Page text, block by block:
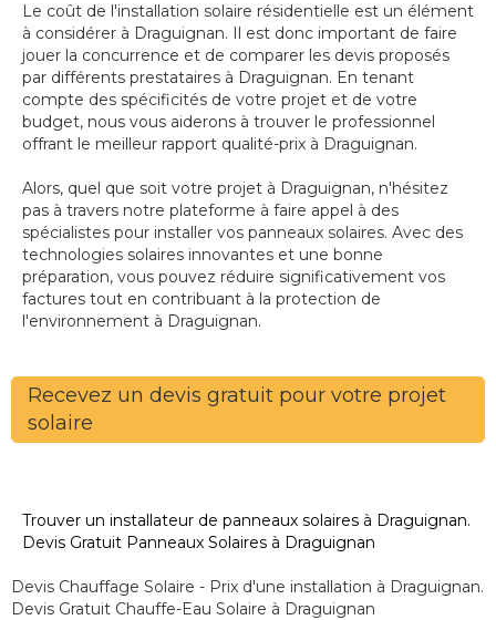
Le coût de l'installation solaire résidentielle est un élément
à considérer à Draguignan. Il est donc important de faire
jouer la concurrence et de comparer les devis proposés
par différents prestataires à Draguignan. En tenant
compte des spécificités de votre projet et de votre
budget, nous vous aiderons à trouver le professionnel
offrant le meilleur rapport qualité-prix à Draguignan.
Alors, quel que soit votre projet à Draguignan, n'hésitez
pas à travers notre plateforme à faire appel à des
spécialistes pour installer vos panneaux solaires. Avec des
technologies solaires innovantes et une bonne
préparation, vous pouvez réduire significativement vos
factures tout en contribuant à la protection de
l'environnement à Draguignan.
Recevez un devis gratuit pour votre projet
solaire
Trouver un installateur de panneaux solaires à Draguignan.
Devis Gratuit Panneaux Solaires à Draguignan
Devis Chauffage Solaire - Prix d'une installation à Draguignan.
Devis Gratuit Chauffe-Eau Solaire à Draguignan